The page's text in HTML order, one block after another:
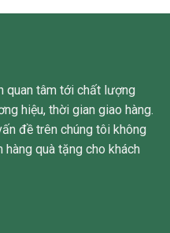
quan tâm tới chất lượng
hiệu, thời gian giao hàng.
đề trên chúng tôi không
quà tặng cho khách